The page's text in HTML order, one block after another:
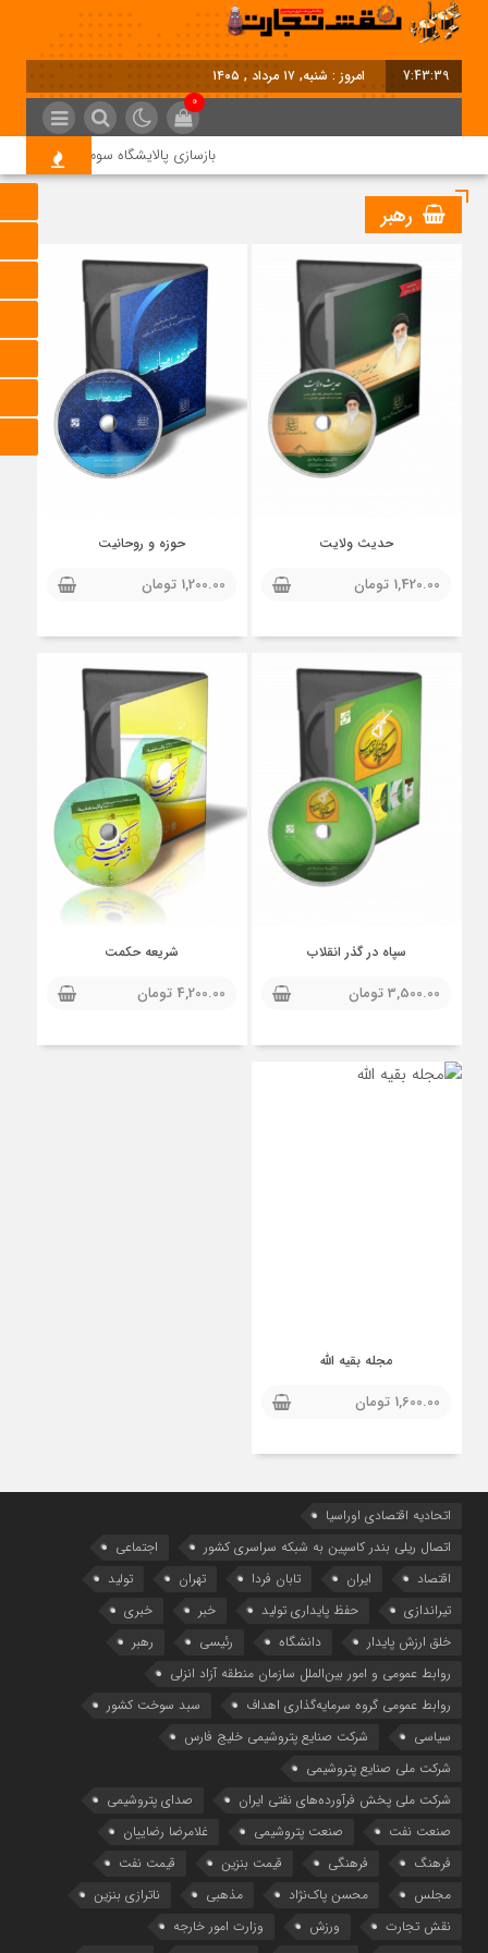
7:43:39 امروز : شنبه, ۱۷ مرداد , ۱۴۰۵
0
بازسازی پالایشگاه سوم پارس جنوبی
رهبر
حدیث ولایت
1,420.00 تومان
حوزه و روحانیت
1,200.00 تومان
سپاه در گذر انقلاب
3,500.00تومان
شریعه حکمت
4,200.00 تومان
مجله بقیه الله
1,600.00 تومان
اتحادیه اقتصادی اوراسیا
اتصال ریلی بندر کاسپین به شبکه سراسری کشور
اجتماعی
اقتصاد
ایران تابان فردا تهران
تولید
تیراندازی
حفظ پایداری تولید خبر
خبری
خلق ارزش پایدار
دانشگاه رئیسی
رهبر
روابط عمومی و امور بین‌الملل سازمان منطقه آزاد انزلی
روابط عمومی گروه سرمایه‌گذاری اهداف
سبد سوخت کشور
سیاسی
شرکت صنایع پتروشیمی خلیج فارس
شرکت ملی صنایع پتروشیمی
شرکت ملی پخش فرآورده‌های نفتی ایران
صدای پتروشیمی
صنعت نفت
صنعت پتروشیمی
غلامرضا رضاییان
فرهنگ
فرهنگی قیمت بنزین
قیمت نفت
مجلس
محسن پاک‌نژاد مذهبی
ناترازی بنزین
نقش تجارت
ورزش
وزارت امور خارجه